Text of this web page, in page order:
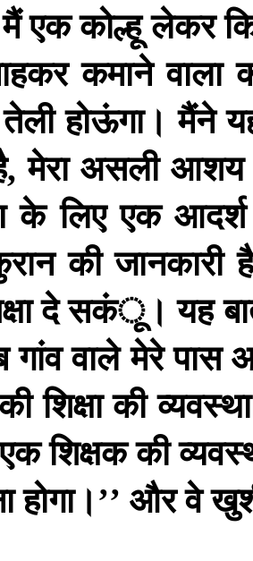
मैंएककोल्हूलेकर
कमाने वाला
तेली होऊंगा। मैंने
,मेरा असली आशय
के लिए एक आदर्श
की जानकारी
देसकंू। यह
गांव वाले मेरे पास
शिक्षा की व्यवस्था
शिक्षककी
होगा। ’’ औरवे